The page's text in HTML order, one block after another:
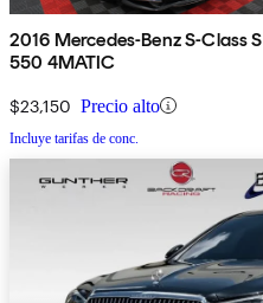
2016 Mercedes-Benz S-Class S
550 4MATIC
$23,150 Precio alto
Incluye tarifas de conc.